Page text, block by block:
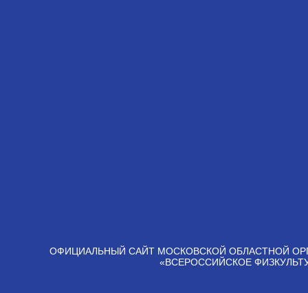
ОФИЦИАЛЬНЫЙ САЙТ МОСКОВСКОЙ ОБЛАСТНОЙ
«ВСЕРОССИЙСКОЕ